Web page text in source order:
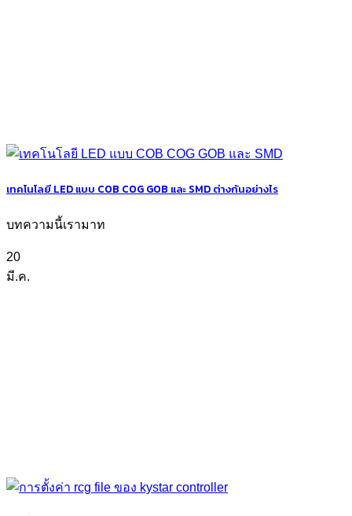
เทคโนโลยี LED แบบ COB COG GOB และ SMD ต่างกันอย่างไร
บทความนี้เรามาท
20
มี.ค.